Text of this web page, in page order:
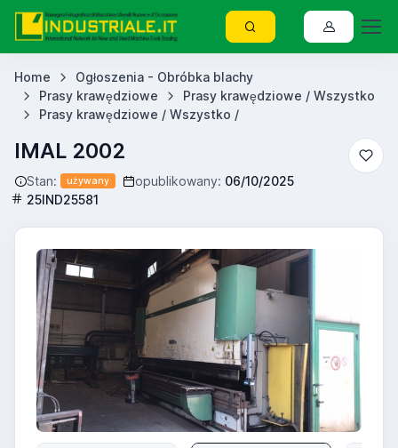
Home
Ogłoszenia - Obróbka blachy
Prasy krawędziowe
Prasy krawędziowe / Wszystko
Prasy krawędziowe / Wszystko /
IMAL 2002
Stan: używany opublikowany: 06/10/2025
25IND25581